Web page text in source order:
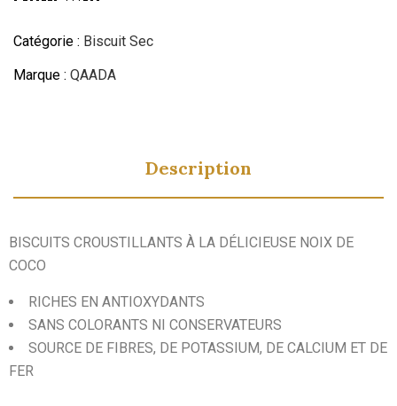
Catégorie : Biscuit Sec
Marque : QAADA
Description
BISCUITS CROUSTILLANTS À LA DÉLICIEUSE NOIX DE
COCO
RICHES EN ANTIOXYDANTS
SANS COLORANTS NI CONSERVATEURS
SOURCE DE FIBRES, DE POTASSIUM, DE CALCIUM ET DE
FER